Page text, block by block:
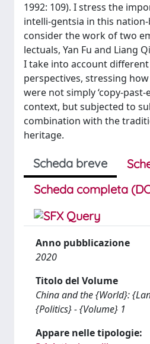
1992: 109). I stress the
intelli-gentsia in this
consider the work of two
lectuals, Yan Fu and Liang
I take into account
perspectives, stressing
were not simply ‘copy-past-
context, but subjected to
combination with the
heritage.
Scheda breve
Scheda completa
Anno pubblicazione
2020
Titolo del Volume
China and the {World}:
{Politics} - {Volume} 1
Appare nelle tipologie: